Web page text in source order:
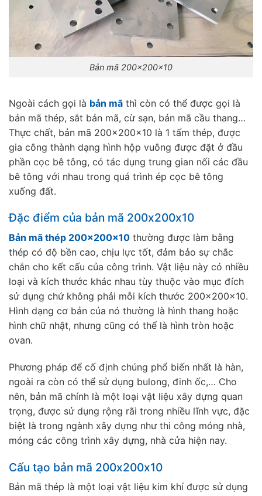
Bản mã 200x200x10
Ngoài cách gọi là bản mã thì còn có thể được gọi là
bản mã thép, sắt bản mã, cừ sạn, bản mã cầu thang…
Thực chất, bản mã 200x200x10 là 1 tấm thép, được
gia công thành dạng hình hộp vuông được đặt ở đầu
phần cọc bê tông, có tác dụng trung gian nối các đầu
bê tông với nhau trong quá trình ép cọc bê tông
xuống đất.
Đặc điểm của bản mã 200x200x10
Bản mã thép 200x200x10 thường được làm bằng
thép có độ bền cao, chịu lực tốt, đảm bảo sự chắc
chắn cho kết cấu của công trình. Vật liệu này có nhiều
loại và kích thước khác nhau tùy thuộc vào mục đích
sử dụng chứ không phải mỗi kích thước 200x200x10.
Hình dạng cơ bản của nó thường là hình thang hoặc
hình chữ nhật, nhưng cũng có thể là hình tròn hoặc
ovan.
Phương pháp để cố định chúng phổ biến nhất là hàn,
ngoài ra còn có thể sử dụng bulong, đinh ốc,… Cho
nên, bản mã chính là một loại vật liệu xây dựng quan
trọng, được sử dụng rộng rãi trong nhiều lĩnh vực, đặc
biệt là trong ngành xây dựng như thi công móng nhà,
móng các công trình xây dựng, nhà cửa hiện nay.
Cấu tạo bản mã 200x200x10
Bản mã thép là một loại vật liệu kim khí được sử dụng